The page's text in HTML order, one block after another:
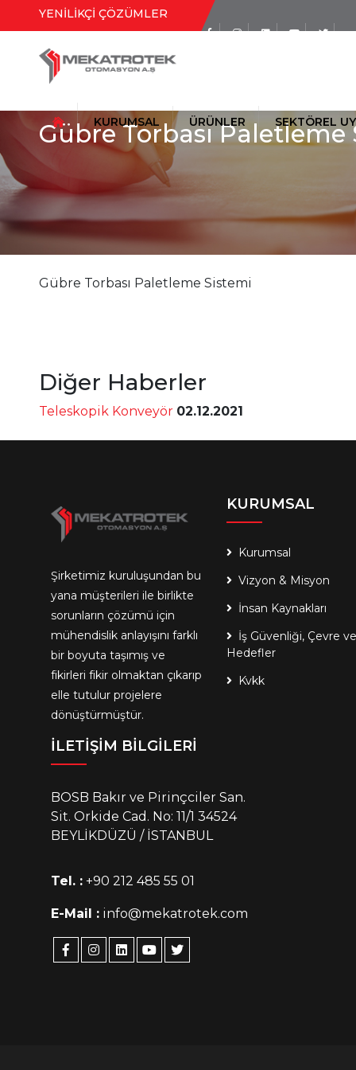
YENİLİKÇİ ÇÖZÜMLER
Sosyal Medya
Hesaplarımız
KURUMSAL ÜRÜNLER
TAŞIMA (KONVEYÖR)
BOŞALTMA SİSTEMLERİ
ROBOTİK UYGULAMALAR
SEKTÖREL
Gübre Torbası Paletleme
Gübre Torbası Paletleme Sistemi
Diğer Haberler
Teleskopik Konveyör 02.12.2021
Şirketimiz kuruluşundan bu
yana müşterileri ile birlikte
sorunların çözümü için
mühendislik anlayışını farklı
bir boyuta taşımış ve
fikirleri fikir olmaktan çıkarıp
elle tutulur projelere
dönüştürmüştür.
KURUMSAL
Kurumsal
Vizyon & Misyon
İnsan Kaynakları
İş Güvenliği, Çevre ve
Hedefler
Kvkk
İLETİŞİM BİLGİLERİ
BOSB Bakır ve Pirinçciler San.
Sit. Orkide Cad. No: 11/1 34524
BEYLİKDÜZÜ / İSTANBUL
Tel. : +90 212 485 55 01
E-Mail : info@mekatrotek.com